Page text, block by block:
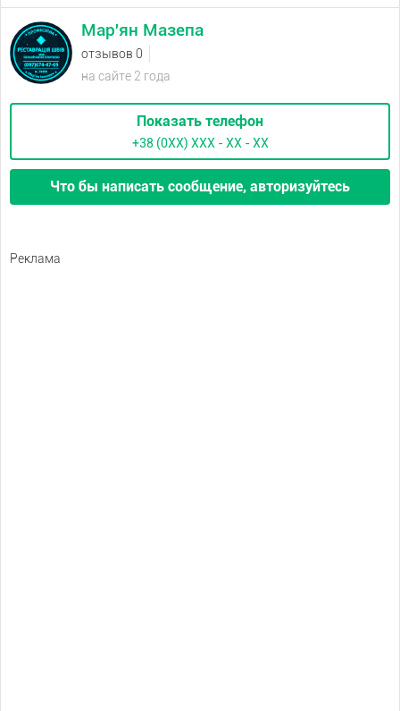
Мар'ян Мазепа
отзывов 0
на сайте 2 года
Показать телефон
+38 (0XX) ХХХ - ХХ - ХХ
Что бы написать сообщение, авторизуйтесь
Реклама